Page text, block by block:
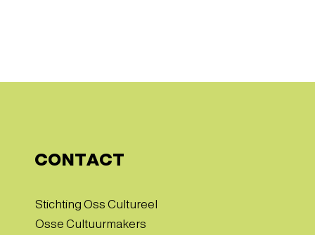
CONTACT
Stichting Oss Cultureel
Osse Cultuurmakers